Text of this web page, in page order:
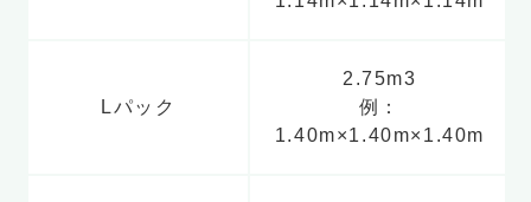
Lパック
2.75m3
例：
1.40m×1.40m×1.40m